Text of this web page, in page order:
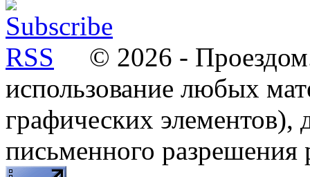
© 2026 -
использование любых
графических элементов),
письменного разрешения